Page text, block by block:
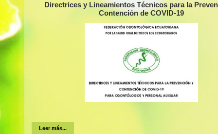
Directrices y Lineamientos Técnicos para la
Contención de COVID-19
Leer más...